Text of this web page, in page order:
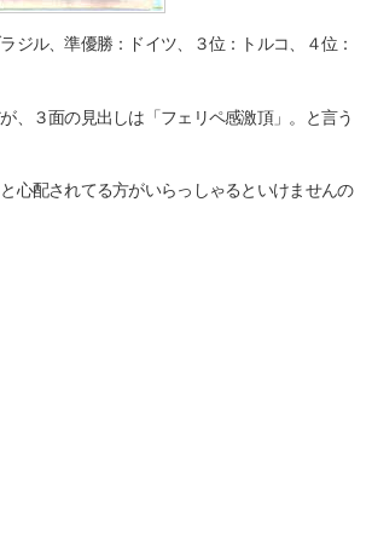
ル、準優勝：ドイツ、３位：トルコ、４位：
、３面の見出しは「フェリペ感激頂」。と言う
心配されてる方がいらっしゃるといけませんの